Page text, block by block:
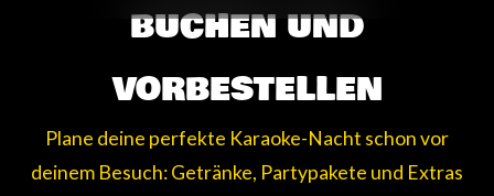
BUCHEN UND
VORBESTELLEN
Plane deine perfekte Karaoke-Nacht schon vor
deinem Besuch: Getränke, Partypakete und Extras